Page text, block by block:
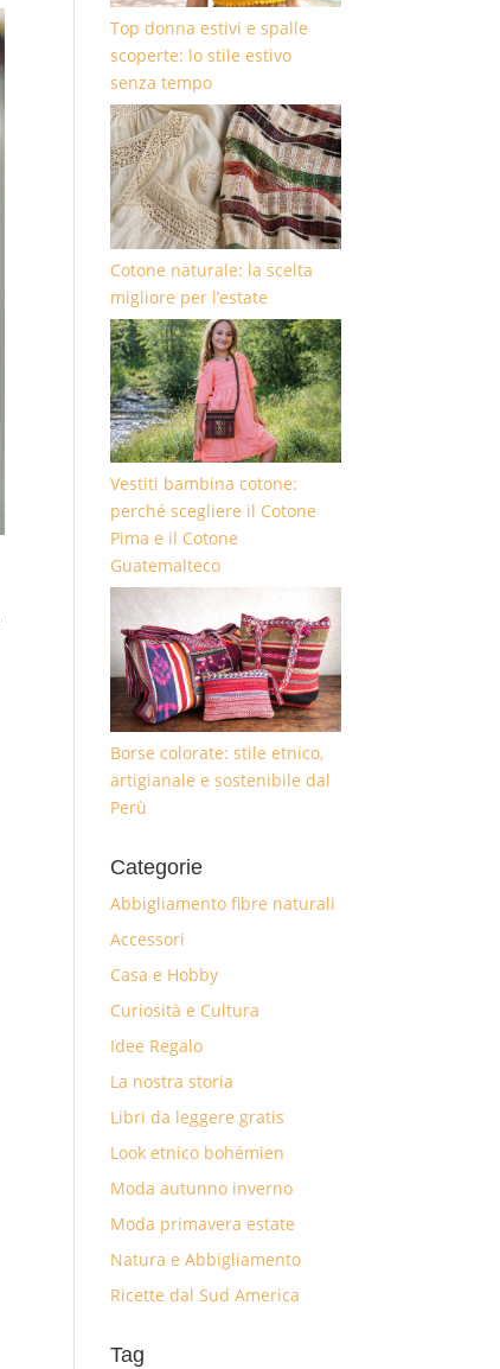
Top donna estivi e spalle
scoperte: lo stile estivo
senza tempo
Cotone naturale: la scelta
migliore per l’estate
Vestiti bambina cotone:
perché scegliere il Cotone
Pima e il Cotone
Guatemalteco
Borse colorate: stile etnico,
artigianale e sostenibile dal
Perù
Categorie
Abbigliamento fibre naturali
Accessori
Casa e Hobby
Curiosità e Cultura
Idee Regalo
La nostra storia
Libri da leggere gratis
Look etnico bohémien
Moda autunno inverno
Moda primavera estate
Natura e Abbigliamento
Ricette dal Sud America
Tag